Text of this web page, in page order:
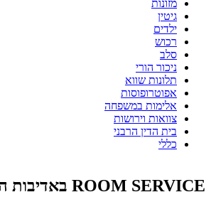
מזונות
גיטין
ילדים
רכוש
סלב
ניכור הורי
תלונות שווא
אפוטרופוסות
אלימות במשפחה
צוואות וירושות
בית הדין הרבני
כללי
ROOM SERVICE באדיבות החוקר